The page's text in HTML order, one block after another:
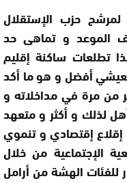
لمرشح حزب الإستقلال
الموعد و تماهى حد
تطلعات ساكنة إقليم
أفضل و هو ما أكد
من مرة في مداخلاته و
لذلك و أكثر و متعهد
إقلاع إقتصادي و تنموي
الإجتماعية من خلال
الهشة من أرامل